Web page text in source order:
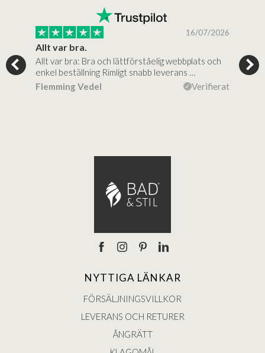
16/07/2026
Allt var bra.
Allt var bra: Bra och lättförståelig webbplats och
enkel beställning Rimligt snabb leverans …
Flemming Vedel
Verifierat
Jag
NYTTIGA LÄNKAR
FÖRSÄLJNINGSVILLKOR
LEVERANS OCH RETURER
ÅNGRÄTT